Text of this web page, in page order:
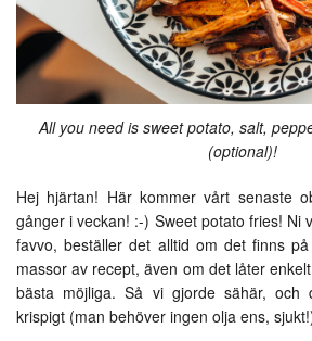
All you need is sweet potato, salt,
(optional)!
Hej hjärtan! Här kommer vårt senaste
gånger i veckan! :-) Sweet potato fries! Ni
favvo, beställer det alltid om det finns
massor av recept, även om det låter
bästa möjliga. Så vi gjorde sähär, och
krispigt (man behöver ingen olja ens,